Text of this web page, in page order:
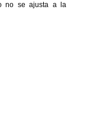
no se ajusta a la